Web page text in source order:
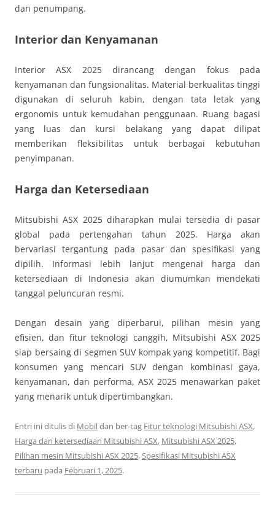
dan penumpang.
Interior dan Kenyamanan
Interior ASX 2025 dirancang dengan fokus pada
kenyamanan dan fungsionalitas. Material berkualitas tinggi
digunakan di seluruh kabin, dengan tata letak yang
ergonomis untuk kemudahan penggunaan. Ruang bagasi
yang luas dan kursi belakang yang dapat dilipat
memberikan fleksibilitas untuk berbagai kebutuhan
penyimpanan.
Harga dan Ketersediaan
Mitsubishi ASX 2025 diharapkan mulai tersedia di pasar
global pada pertengahan tahun 2025. Harga akan
bervariasi tergantung pada pasar dan spesifikasi yang
dipilih. Informasi lebih lanjut mengenai harga dan
ketersediaan di Indonesia akan diumumkan mendekati
tanggal peluncuran resmi.
Dengan desain yang diperbarui, pilihan mesin yang
efisien, dan fitur teknologi canggih, Mitsubishi ASX 2025
siap bersaing di segmen SUV kompak yang kompetitif. Bagi
konsumen yang mencari SUV dengan kombinasi gaya,
kenyamanan, dan performa, ASX 2025 menawarkan paket
yang menarik untuk dipertimbangkan.
Entri ini ditulis di Mobildan ber-tag Fitur teknologi Mitsubishi ASX,
Harga dan ketersediaan Mitsubishi ASX, Mitsubishi ASX 2025,
Pilihan mesin Mitsubishi ASX 2025,Spesifikasi Mitsubishi ASX
terbaru pada Februari 1, 2025.